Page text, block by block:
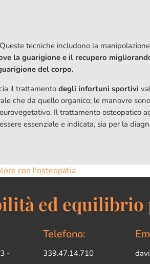
tecniche includono la
la guarigione e il recupero
del corpo.
il trattamentodegli infortuni sportivi
che da quello organico; le manovre
Il trattamento osteopatico
essenziale e indicata, sia per la
con l'osteopatia
ed equilibrio
-
Telefono:
339.47.14.710